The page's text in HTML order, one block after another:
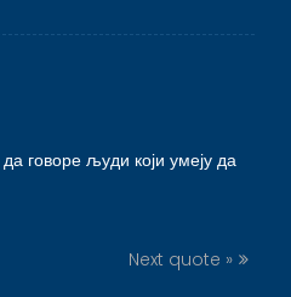
говоре људи који умеју да
Next quote »